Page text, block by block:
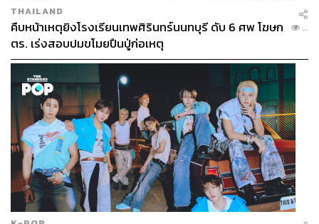
THAILAND
คืบหน้าเหตุยิงโรงเรียนเทพศิรินทร์นนทบุรี ดับ 6 ศพ โฆษก
ตร. เร่งสอบปมขโมยปืนปู่ก่อเหตุ
...